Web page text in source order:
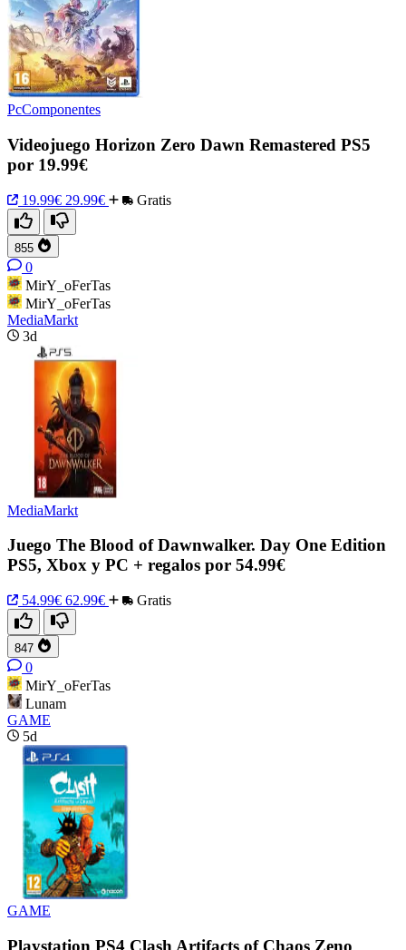
PcComponentes
Videojuego Horizon Zero Dawn Remastered PS5
por 19.99€
19.99€ 29.99€ Gratis
855
0
MirY_oFerTas
MirY_oFerTas
MediaMarkt
3d
MediaMarkt
Juego The Blood of Dawnwalker. Day One Edition
PS5, Xbox y PC + regalos por 54.99€
54.99€ 62.99€ Gratis
847
0
MirY_oFerTas
Lunam
GAME
5d
GAME
Playstation PS4 Clash Artifacts of Chaos Zeno